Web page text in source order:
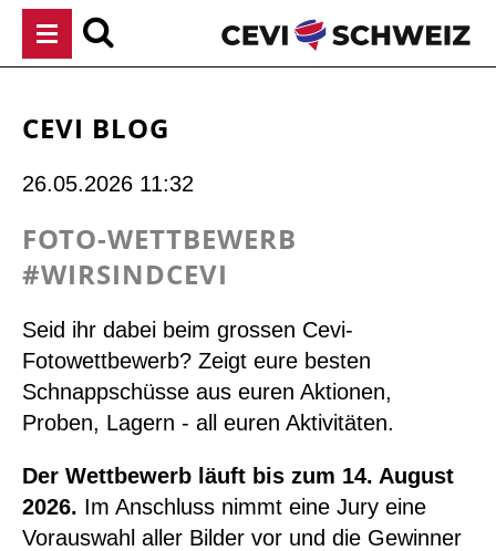
überspringen
CEVI BLOG
26.05.2026 11:32
FOTO-WETTBEWERB
#WIRSINDCEVI
Seid ihr dabei beim grossen Cevi-
Fotowettbewerb? Zeigt eure besten
Schnappschüsse aus euren Aktionen,
Proben, Lagern - all euren Aktivitäten.
Der Wettbewerb läuft bis zum 14. August
2026. Im Anschluss nimmt eine Jury eine
Vorauswahl aller Bilder vor und die Gewinner